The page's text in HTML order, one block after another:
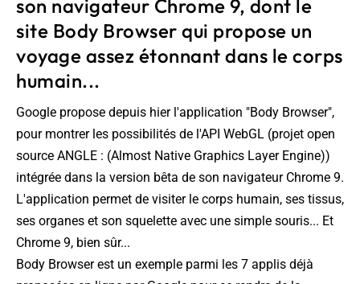
son navigateur Chrome 9, dont le
site Body Browser qui propose un
voyage assez étonnant dans le corps
humain...
Google propose depuis hier l'application "Body Browser",
pour montrer les possibilités de l'API WebGL (projet open
source ANGLE : (Almost Native Graphics Layer Engine))
intégrée dans la version bêta de son navigateur Chrome 9.
L'application permet de visiter le corps humain, ses tissus,
ses organes et son squelette avec une simple souris... Et
Chrome 9, bien sûr...
Body Browser est un exemple parmi les 7 applis déjà